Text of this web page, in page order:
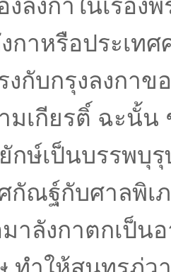
งกาหรือประเท
งกับกรุงลงกา
มเกียรติ์ ฉะนั้น
กษ์เป็นบรรพบุ
กัณฐ์กับศาลพิเ
าลังกาตกเป็น